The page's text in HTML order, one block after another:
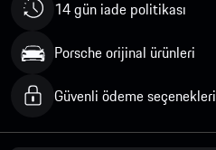
14 gün iade politikası
Porsche orijinal ürünleri
Güvenli ödeme seçenekleri